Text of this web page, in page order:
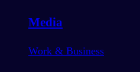
Media
Work & Business